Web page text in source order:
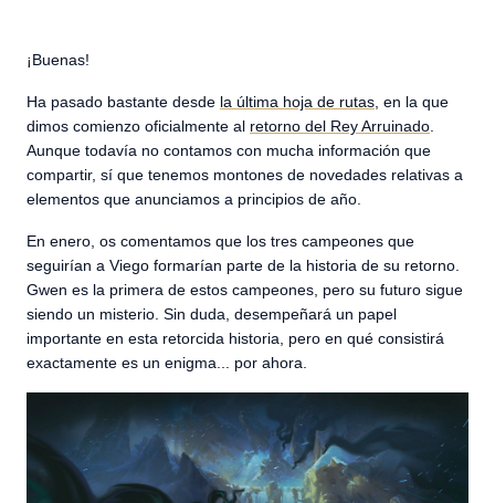
¡Buenas!
Ha pasado bastante desde la última hoja de rutas , en la que
dimos comienzo oficialmente al retorno del Rey Arruinado
Aunque todavía no contamos con mucha información que
compartir, sí que tenemos montones de novedades relativas a
elementos que anunciamos a principios de año.
En enero, os comentamos que los tres campeones que
seguirían a Viego formarían parte de la historia de su retorno.
Gwen es la primera de estos campeones, pero su futuro sigue
siendo un misterio. Sin duda, desempeñará un papel
importante en esta retorcida historia, pero en qué consistirá
exactamente es un enigma... por ahora.